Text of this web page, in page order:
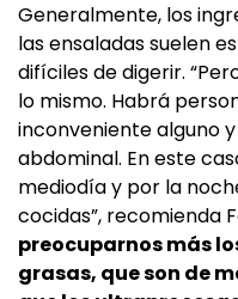
Generalmente, los
las ensaladas suelen
difíciles de digerir.
lo mismo. Habrá
inconveniente alguno
abdominal. En este
mediodía y por la
cocidas”, recomienda
preocuparnos más
grasas, que son de